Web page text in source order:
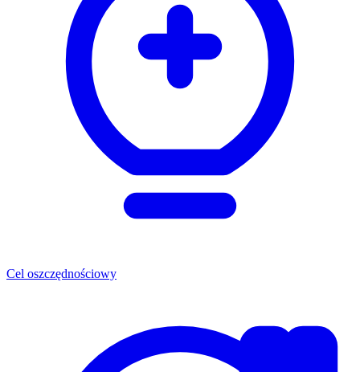
Cel oszczędnościowy